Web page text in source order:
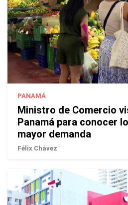
PANAMÁ
Ministro de Comercio
Panamá para conocer
mayor demanda
Félix Chávez